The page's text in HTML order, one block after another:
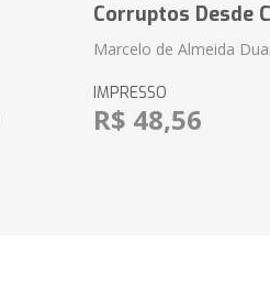
Corruptos Desde
Marcelo de Almeida
IMPRESSO
R$ 48,56